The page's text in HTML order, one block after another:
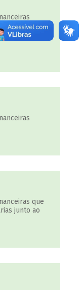
junto ao
Operações
que
junto ao